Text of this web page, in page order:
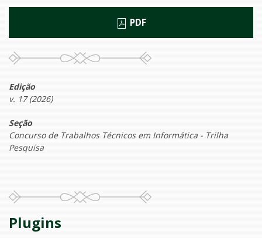
PDF
Edição
v. 17 (2026)
Seção
Concurso de Trabalhos Técnicos em Informática - Trilha
Pesquisa
Plugins